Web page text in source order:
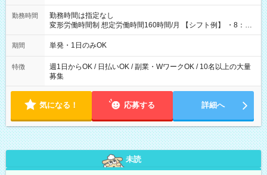
勤務時間
勤務時間は指定なし
変形労働時間制 想定労働時間160時間/月 【シフト例】 ・8：00
～21：00
期間 単発・1日のみOK
特徴
週1日からOK / 日払いOK / 副業・WワークOK / 10名以上の大量
募集
気になる！ 応募する 詳細へ
未読